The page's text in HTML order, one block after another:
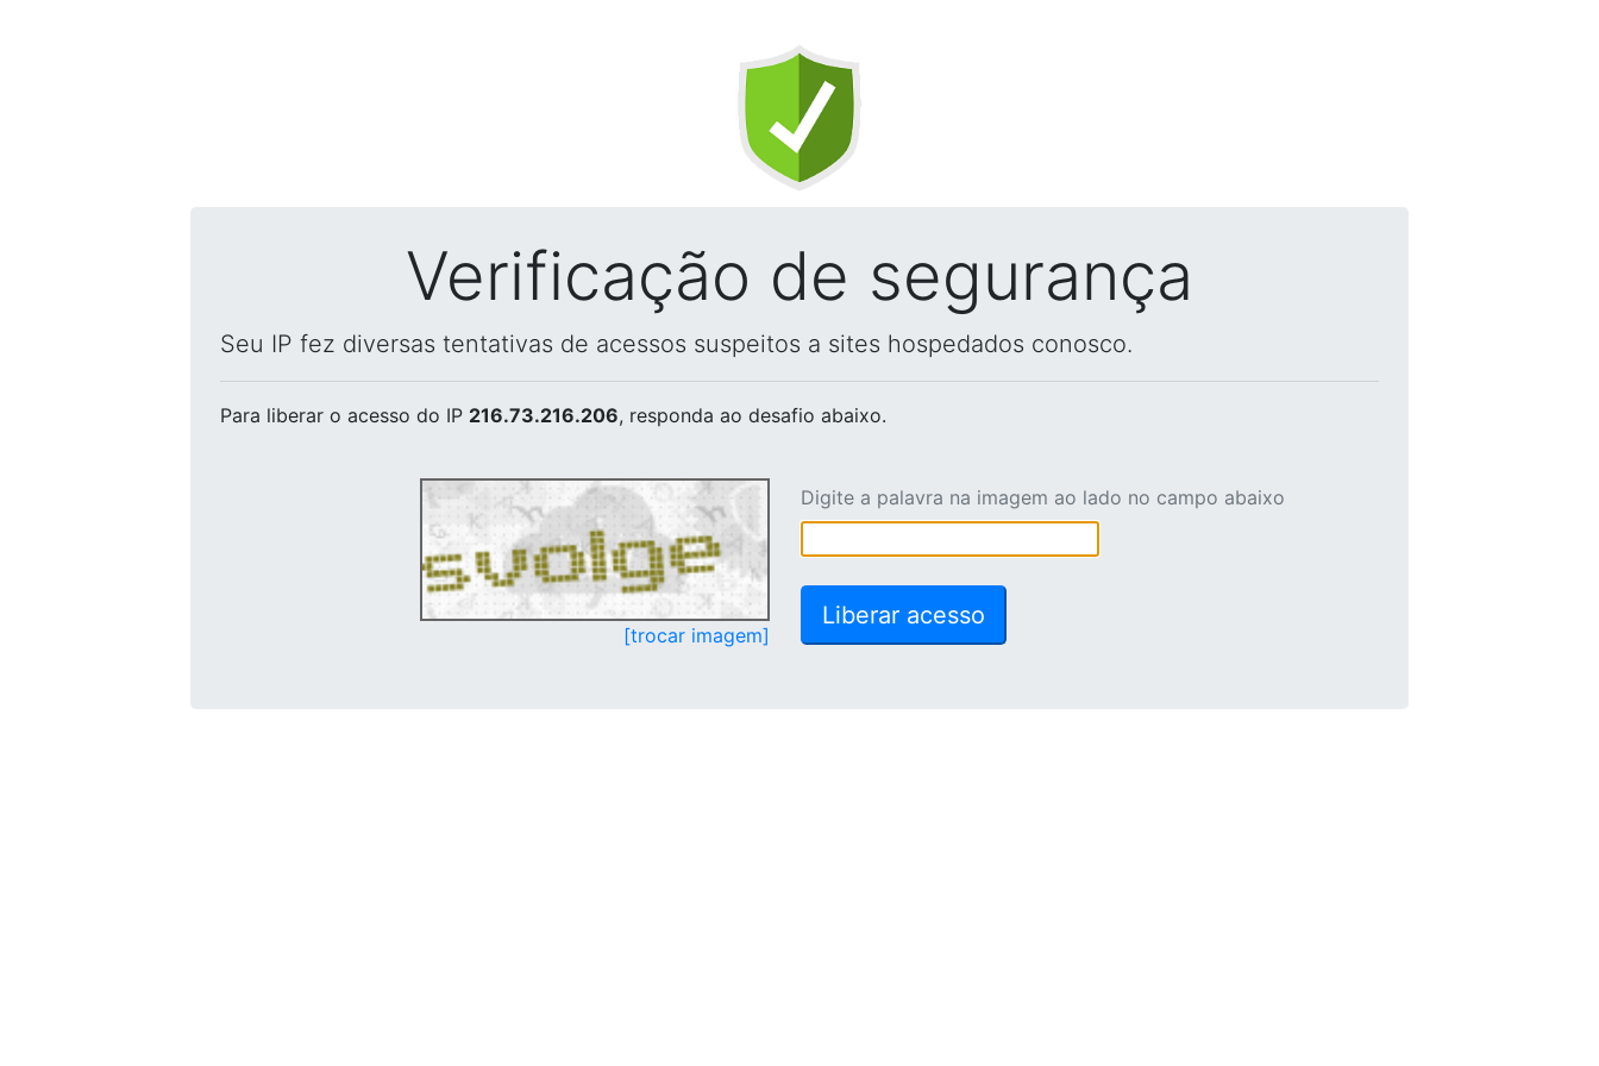
Verificação de segurança
Seu IP fez diversas tentativas de acessos suspeitos a sites hospedados conosco.
Para liberar o acesso do IP 216.73.216.206, responda ao desafio abaixo.
[trocar imagem]
Digite a palavra na imagem ao lado no campo abaixo